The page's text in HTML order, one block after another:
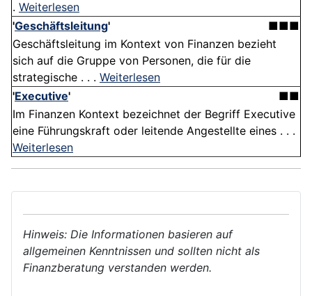
. Weiterlesen
'Geschäftsleitung'
■■■
Geschäftsleitung im Kontext von Finanzen bezieht
sich auf die Gruppe von Personen, die für die
strategische . . . Weiterlesen
'Executive'
■■
Im Finanzen Kontext bezeichnet der Begriff Executive
eine Führungskraft oder leitende Angestellte eines . . .
Weiterlesen
Hinweis: Die Informationen basieren auf
allgemeinen Kenntnissen und sollten nicht als
Finanzberatung verstanden werden.